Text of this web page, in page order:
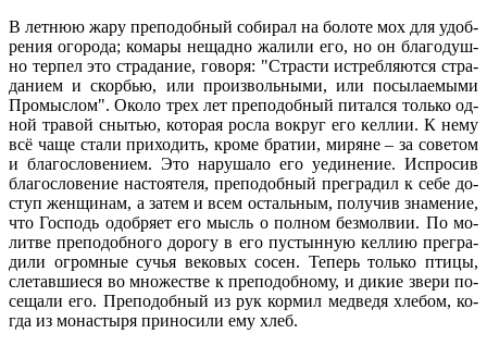
В лет­нюю жа­ру пре­по­доб­ный со­би­рал на бо­ло­те мох для удоб­
ре­ния ого­ро­да; ко­ма­ры нещад­но жа­ли­ли его, но он бла­го­душ­
но тер­пел это стра­да­ние, го­во­ря: "Стра­сти ис­треб­ля­ют­ся стра­
да­ни­ем и скор­бью, или про­из­воль­ны­ми, или по­сы­ла­е­мы­ми
Про­мыс­лом". Око­ло трех лет пре­по­доб­ный пи­тал­ся толь­ко од­
ной тра­вой сны­тью, ко­то­рая рос­ла во­круг его кел­лии. К нему
всё ча­ще ста­ли при­хо­дить, кро­ме бра­тии, ми­ряне – за со­ве­том
и бла­го­сло­ве­ни­ем. Это на­ру­ша­ло его уеди­не­ние. Ис­про­сив
бла­го­сло­ве­ние на­сто­я­те­ля, пре­по­доб­ный пре­гра­дил к се­бе до­
ступ жен­щи­нам, а за­тем и всем осталь­ным, по­лу­чив зна­ме­ние,
что Гос­подь одоб­ря­ет его мысль о пол­ном без­мол­вии. По мо­
лит­ве пре­по­доб­но­го до­ро­гу в его пу­стын­ную кел­лию пре­гра­
ди­ли огром­ные су­чья ве­ко­вых со­сен. Те­перь толь­ко пти­цы,
сле­тав­ши­е­ся во мно­же­стве к пре­по­доб­но­му, и ди­кие зве­ри по­
се­ща­ли его. Пре­по­доб­ный из рук кор­мил мед­ве­дя хле­бом, ко­
гда из мо­на­сты­ря при­но­си­ли ему хлеб.